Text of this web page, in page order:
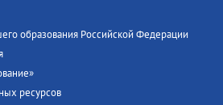
образования Российской Федерации
ресурсов